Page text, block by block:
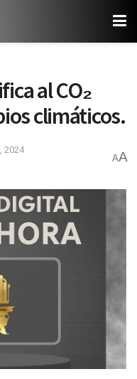
al CO₂
climáticos.
2024
AA